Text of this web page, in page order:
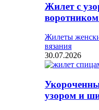
Жилет с
Жилеты
вязания
30.07.2026
узором и